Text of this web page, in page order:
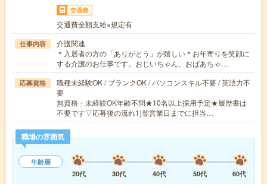
交通費
交通費全額支給※規定有
仕事内容
介護関連
＊入居者の方の「ありがとう」が嬉しい＊お年寄りを笑顔に
する介護のお仕事です。おじいちゃん、おばあちゃ…
応募資格
職種未経験OK / ブランクOK / パソコンスキル不要 / 英語力不
要
無資格・未経験OK年齢不問★10名以上採用予定★履歴書は
不要です▽応募後の流れ1)翌営業日までに担当…
職場の雰囲気
年齢層
20代
30代 40代 50代 60代